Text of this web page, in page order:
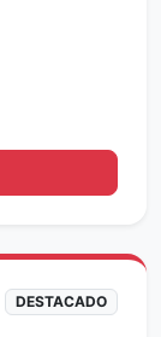
DESTACADO